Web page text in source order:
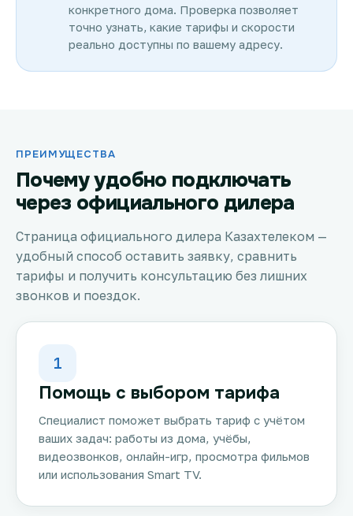
конкретного дома. Проверка позволяет
точно узнать, какие тарифы и скорости
реально доступны по вашему адресу.
ПРЕИМУЩЕСТВА
Почему удобно подключать
через официального дилера
Страница официального дилера Казахтелеком —
удобный способ оставить заявку, сравнить
тарифы и получить консультацию без лишних
звонков и поездок.
1
Помощь с выбором тарифа
Специалист поможет выбрать тариф с учётом
ваших задач: работы из дома, учёбы,
видеозвонков, онлайн-игр, просмотра фильмов
или использования Smart TV.